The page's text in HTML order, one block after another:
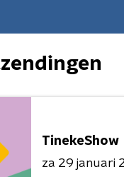
TinekeShow
za 29 januari